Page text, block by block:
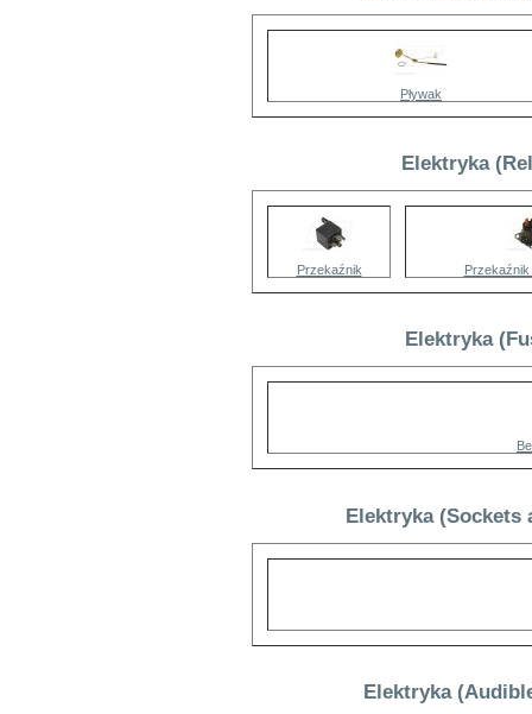
Pływak
Elektryka
Przekaźnik
Elektryka
Elektryka (Sockets
Elektryka